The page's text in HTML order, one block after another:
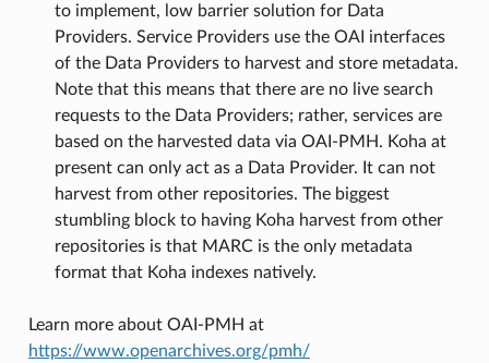
to implement, low barrier solution for Data
Providers. Service Providers use the OAI interfaces
of the Data Providers to harvest and store metadata.
Note that this means that there are no live search
requests to the Data Providers; rather, services are
based on the harvested data via OAI-PMH. Koha at
present can only act as a Data Provider. It can not
harvest from other repositories. The biggest
stumbling block to having Koha harvest from other
repositories is that MARC is the only metadata
format that Koha indexes natively.
Learn more about OAI-PMH at
https://www.openarchives.org/pmh/